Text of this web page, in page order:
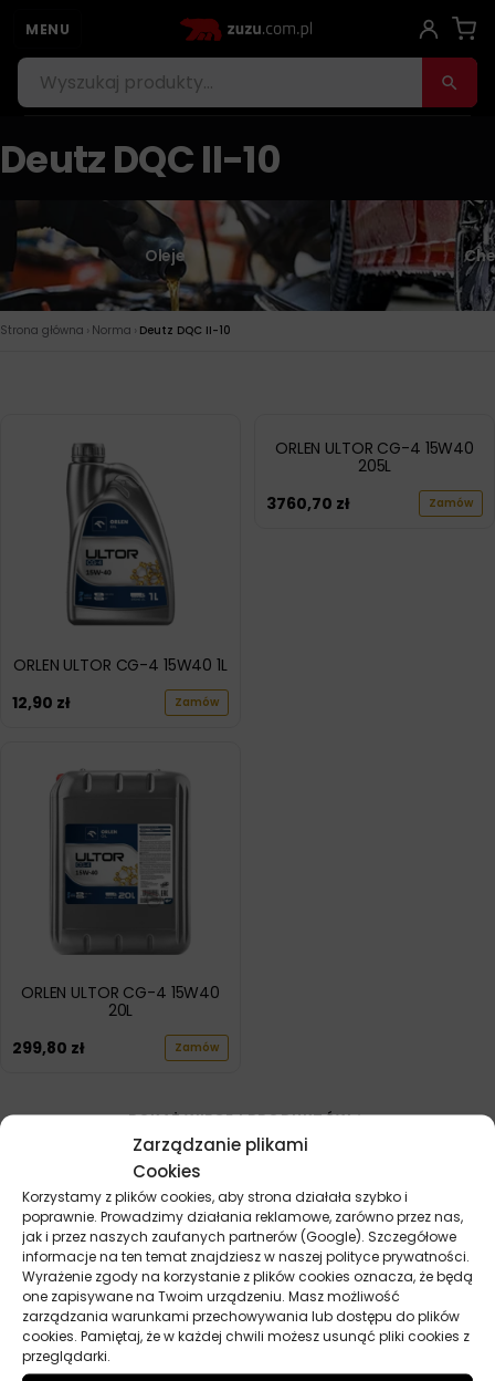
Zarządzanie plikami
Cookies
Korzystamy z plików cookies, aby strona działała szybko i
poprawnie. Prowadzimy działania reklamowe, zarówno przez nas,
jak i przez naszych zaufanych partnerów (Google). Szczegółowe
informacje na ten temat znajdziesz w naszej polityce prywatności.
Wyrażenie zgody na korzystanie z plików cookies oznacza, że będą
one zapisywane na Twoim urządzeniu. Masz możliwość
zarządzania warunkami przechowywania lub dostępu do plików
cookies. Pamiętaj, że w każdej chwili możesz usunąć pliki cookies z
przeglądarki.
MENU
Deutz DQC II-10
Oleje
Strona główna › Norma › Deutz DQC II-10
ORLEN ULTOR CG-4 15W40 1L
12,90 zł Zamów
ORLEN ULTOR CG-4 15W40
205L
3760,70 zł Zamów
ORLEN ULTOR CG-4 15W40
20L
299,80 zł Zamów
POKAŻ WIĘCEJ PRODUKTÓW
Przydatne linki
Oleje
Chemia